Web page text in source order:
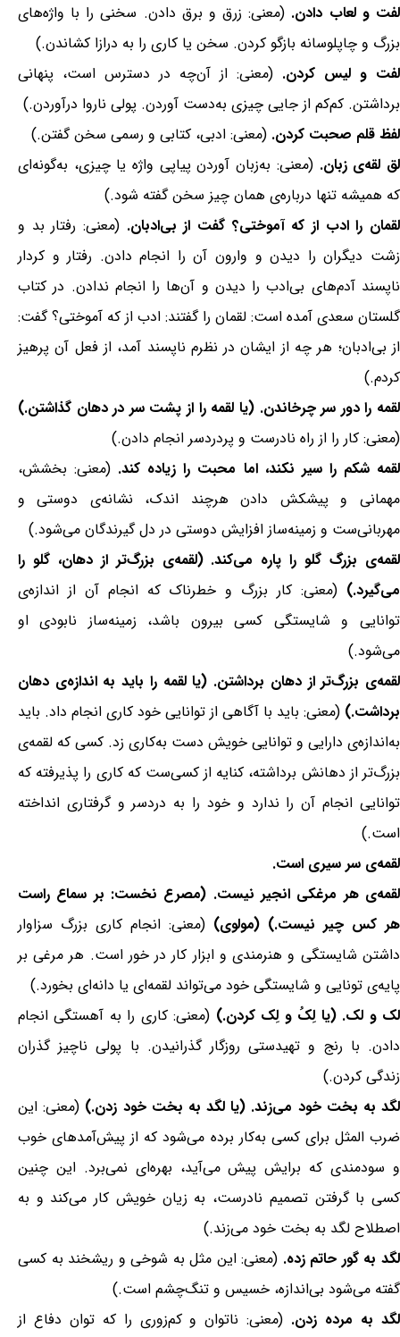
لفت و لعاب دادن. (معنی: زرق و برق دادن. سخنی را با واژه‌های
بزرگ و چاپلوسانه بازگو کردن. سخن یا کاری را به درازا کشاندن.)
لفت و لیس کردن. (معنی: از آن‌چه در دسترس است، پنهانی
برداشتن. کم‌کم از جایی چیزی به‌دست آوردن. پولی ناروا درآوردن.)
لفظ قلم صحبت کردن. (معنی: ادبی، کتابی و رسمی سخن گفتن.)
لق لقه‌ی زبان. (معنی: به‌زبان آوردن پیاپی واژه یا چیزی، به‌گونه‌ای
که همیشه تنها درباره‌ی همان چیز سخن گفته شود.)
لقمان را ادب از که آموختی؟ گفت از بی‌ادبان. (معنی: رفتار بد و
زشت دیگران را دیدن و وارون آن را انجام دادن. رفتار و کردار
ناپسند آدم‌های بی‌ادب را دیدن و آن‌ها را انجام ندادن. در کتاب
گلستان سعدی آمده است: لقمان را گفتند: ادب از که آموختی؟ گفت:
از بی‌ادبان؛ هر چه از ایشان در نظرم ناپسند آمد، از فعل آن پرهیز
کردم.)
لقمه را دور سر چرخاندن. (یا لقمه را از پشت سر در دهان گذاشتن.)
(معنی: کار را از راه نادرست و پردردسر انجام دادن.)
لقمه شکم را سیر نکند، اما محبت را زیاده کند. (معنی: بخشش،
مهمانی و پیشکش دادن هرچند اندک، نشانه‌ی دوستی و
مهربانی‌ست و زمینه‌ساز افزایش دوستی در دل گیرندگان می‌شود.)
لقمه‌ی بزرگ گلو را پاره می‌کند. (لقمه‌ی بزرگ‌تر از دهان، گلو را
می‌گیرد.) (معنی: کار بزرگ و خطرناک که انجام آن از اندازه‌ی
توانایی و شایستگی کسی بیرون باشد، زمینه‌ساز نابودی او
می‌شود.)
لقمه‌ی بزرگ‌تر از دهان برداشتن. (یا لقمه را باید به اندازه‌ی دهان
برداشت.) (معنی: باید با آگاهی از توانایی خود کاری انجام داد. باید
به‌اندازه‌ی دارایی و توانایی خویش دست به‌کاری زد. کسی که لقمه‌ی
بزرگ‌تر از دهانش برداشته، کنایه از کسی‌ست که کاری را پذیرفته که
توانایی انجام آن را ندارد و خود را به دردسر و گرفتاری انداخته
است.)
لقمه‌ی سر سیری است.
لقمه‌ی هر مرغکی انجیر نیست. (مصرع نخست: بر سماع راست
هر کس چیر نیست.) (مولوی) (معنی: انجام کاری بزرگ سزاوار
داشتن شایستگی و هنرمندی و ابزار کار در خور است. هر مرغی بر
پایه‌ی تونایی و شایستگی خود می‌تواند لقمه‌ای یا دانه‌ای بخورد.)
لک و لک. (یا لِکُ و لِک کردن.) (معنی: کاری را به آهستگی انجام
دادن. با رنج و تهیدستی روزگار گذرانیدن. با پولی ناچیز گذران
زندگی کردن.)
لگد به بخت خود می‌زند. (یا لگد به بخت خود زدن.) (معنی: این
ضرب المثل برای کسی به‌کار برده می‌شود که از پیش‌آمدهای خوب
و سودمندی که برایش پیش می‌آید، بهره‌ای نمی‌برد. این چنین
کسی با گرفتن تصمیم نادرست، به زیان خویش کار می‌کند و به
اصطلاح لگد به بخت خود می‌زند.)
لگد به گور حاتم زده. (معنی: این مثل به شوخی و ریشخند به کسی
گفته می‌شود بی‌اندازه، خسیس و تنگ‌چشم است.)
لگد به مرده زدن. (معنی: ناتوان و کم‌زوری را که توان دفاع از